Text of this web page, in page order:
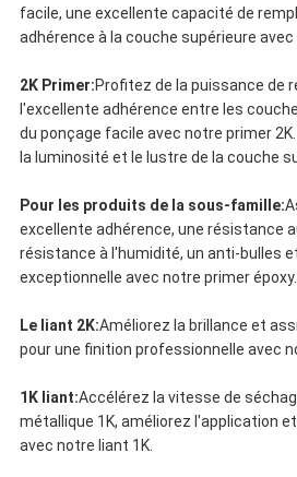
facile, une excellente capacité de
adhérence à la couche supérieure avec
2K Primer:Profitez de la puissance de
l'excellente adhérence entre les
du ponçage facile avec notre primer
la luminosité et le lustre de la couche
Pour les produits de la sous-famille:
excellente adhérence, une résistance
résistance à l'humidité, un anti-bulles
exceptionnelle avec notre primer époxy.
Le liant 2K:Améliorez la brillance et
pour une finition professionnelle avec
1K liant:Accélérez la vitesse de
métallique 1K, améliorez l'application
avec notre liant 1K.